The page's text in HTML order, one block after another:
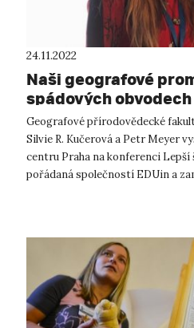
24.11.2022
Naši geografové
spádových
Geografové přírodovědecké
Silvie R. Kučerová a Petr Meyer
centru Praha na konferenci Lepší
pořádaná společností EDUin a